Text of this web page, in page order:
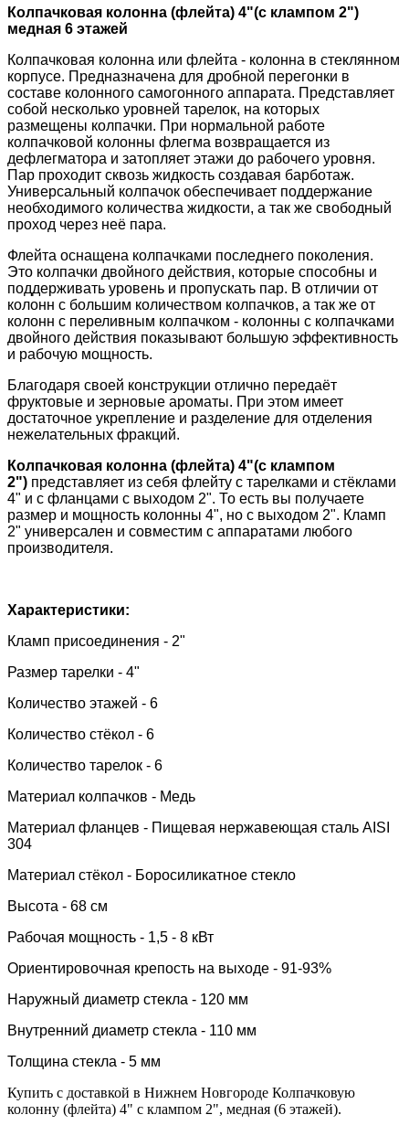
Колпачковая колонна (флейта) 4"(с клампом 2")
медная 6 этажей
Колпачковая колонна или флейта - колонна в стеклянном
корпусе. Предназначена для дробной перегонки в
составе колонного самогонного аппарата. Представляет
собой несколько уровней тарелок, на которых
размещены колпачки. При нормальной работе
колпачковой колонны флегма возвращается из
дефлегматора и затопляет этажи до рабочего уровня.
Пар проходит сквозь жидкость создавая барботаж.
Универсальный колпачок обеспечивает поддержание
необходимого количества жидкости, а так же свободный
проход через неё пара.
Флейта оснащена колпачками последнего поколения.
Это колпачки двойного действия, которые способны и
поддерживать уровень и пропускать пар. В отличии от
колонн с большим количеством колпачков, а так же от
колонн с переливным колпачком - колонны с колпачками
двойного действия показывают большую эффективность
и рабочую мощность.
Благодаря своей конструкции отлично передаёт
фруктовые и зерновые ароматы. При этом имеет
достаточное укрепление и разделение для отделения
нежелательных фракций.
Колпачковая колонна (флейта) 4"(с клампом
2") представляет из себя флейту с тарелками и стёклами
4" и с фланцами с выходом 2". То есть вы получаете
размер и мощность колонны 4", но с выходом 2". Кламп
2" универсален и совместим с аппаратами любого
производителя.
Характеристики:
Кламп присоединения - 2"
Размер тарелки - 4"
Количество этажей - 6
Количество стёкол - 6
Количество тарелок - 6
Материал колпачков - Медь
Материал фланцев - Пищевая нержавеющая сталь AISI
304
Материал стёкол - Боросиликатное стекло
Высота - 68 см
Рабочая мощность - 1,5 - 8 кВт
Ориентировочная крепость на выходе - 91-93%
Наружный диаметр стекла - 120 мм
Внутренний диаметр стекла - 110 мм
Толщина стекла - 5 мм
Купить с доставкой в Нижнем Новгороде Колпачковую
колонну (флейта) 4" с клампом 2", медная (6 этажей).